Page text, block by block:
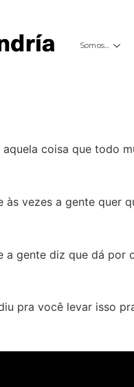
Somos…
coisa que todo
às vezes a gente quer
a gente diz que dá por
pra você levar isso